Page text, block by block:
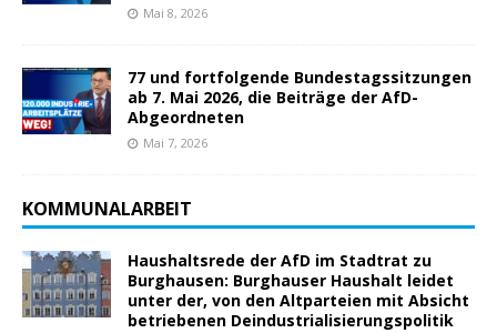
Mai 8, 2026
77 und fortfolgende Bundestagssitzungen
ab 7. Mai 2026, die Beiträge der AfD-
Abgeordneten
Mai 7, 2026
KOMMUNALARBEIT
Haushaltsrede der AfD im Stadtrat zu
Burghausen: Burghauser Haushalt leidet
unter der, von den Altparteien mit Absicht
betriebenen Deindustrialisierungspolitik